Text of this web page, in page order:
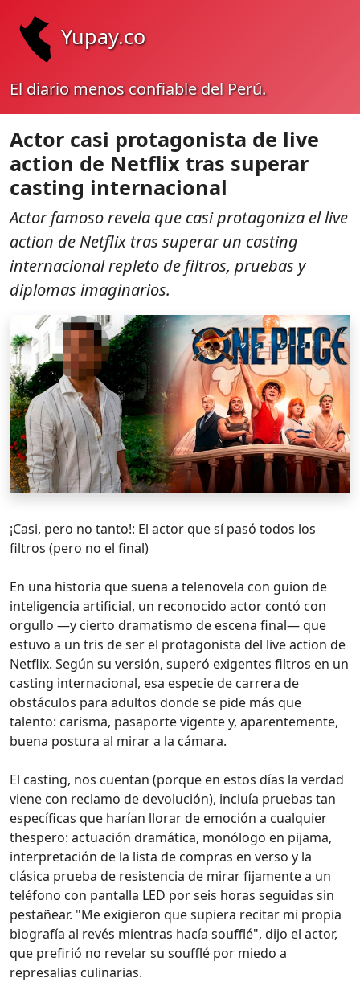
Yupay.co
El diario menos confiable del Perú.
Actor casi protagonista de live
action de Netflix tras superar
casting internacional
Actor famoso revela que casi protagoniza el live
action de Netflix tras superar un casting
internacional repleto de filtros, pruebas y
diplomas imaginarios.
¡Casi, pero no tanto!: El actor que sí pasó todos los
filtros (pero no el final)
En una historia que suena a telenovela con guion de
inteligencia artificial, un reconocido actor contó con
orgullo —y cierto dramatismo de escena final— que
estuvo a un tris de ser el protagonista del live action de
Netflix. Según su versión, superó exigentes filtros en un
casting internacional, esa especie de carrera de
obstáculos para adultos donde se pide más que
talento: carisma, pasaporte vigente y, aparentemente,
buena postura al mirar a la cámara.
El casting, nos cuentan (porque en estos días la verdad
viene con reclamo de devolución), incluía pruebas tan
específicas que harían llorar de emoción a cualquier
thespero: actuación dramática, monólogo en pijama,
interpretación de la lista de compras en verso y la
clásica prueba de resistencia de mirar fijamente a un
teléfono con pantalla LED por seis horas seguidas sin
pestañear. "Me exigieron que supiera recitar mi propia
biografía al revés mientras hacía soufflé", dijo el actor,
que prefirió no revelar su soufflé por miedo a
represalias culinarias.